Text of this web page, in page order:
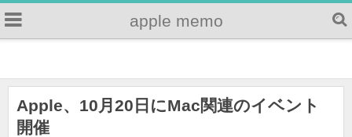
apple memo
Apple、10月20日にMac関連のイベント
開催